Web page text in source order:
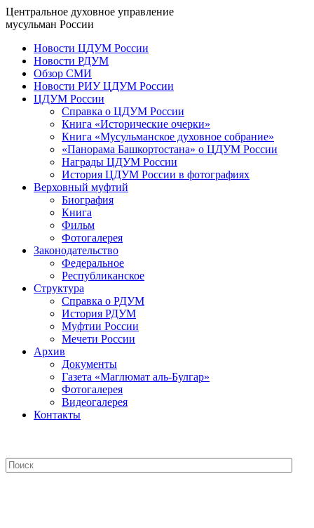
Центральное духовное управление
мусульман России
Новости ЦДУМ России
Новости РДУМ
Обзор СМИ
Новости РИУ ЦДУМ России
ЦДУМ России
Справка о ЦДУМ России
Книга «Исторические очерки»
Книга «Мусульманское духовное собрание»
«Панорама Башкортостана» о ЦДУМ России
Награды ЦДУМ России
История ЦДУМ России в фотографиях
Верховный муфтий
Биография
Книга
Фильм
Фотогалерея
Законодательство
Федеральное
Республиканское
Структура
Справка о РДУМ
История РДУМ
Муфтии России
Мечети России
Архив
Документы
Газета «Маглюмат аль-Булгар»
Фотогалерея
Видеогалерея
Контакты